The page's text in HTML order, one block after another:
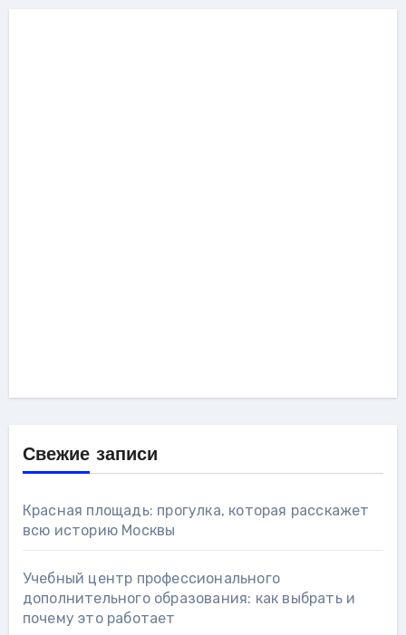
Свежие записи
Красная площадь: прогулка, которая расскажет
всю историю Москвы
Учебный центр профессионального
дополнительного образования: как выбрать и
почему это работает